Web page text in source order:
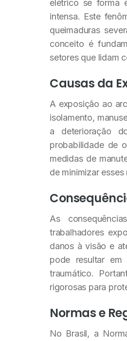
elétrico se forma
intensa. Este
queimaduras
conceito é
setores que lidam
Causas da
A exposição ao
isolamento,
a deterioração
probabilidade de
medidas de
de minimizar esses
As
trabalhadores
danos à visão e
pode resultar em
traumático.
rigorosas para
Normas e
No Brasil, a